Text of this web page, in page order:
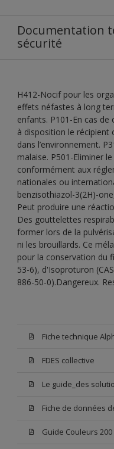
Documentation
sécurité
H412-Nocif pour les
effets néfastes à long
enfants. P101-En cas de
à disposition le récipient
dans l’environnement.
malaise. P501-Eliminer
conformément aux
nationales ou
benzisothiazol-3(2H)-
Peut produire une
Des gouttelettes
former lors de la
ni les brouillards. Ce
pour la conservation du
53-6), d'Isoproturon
886-50-0).Dangereux.
Fiche technique
FDES collective
Le guide_des
Guide Couleurs